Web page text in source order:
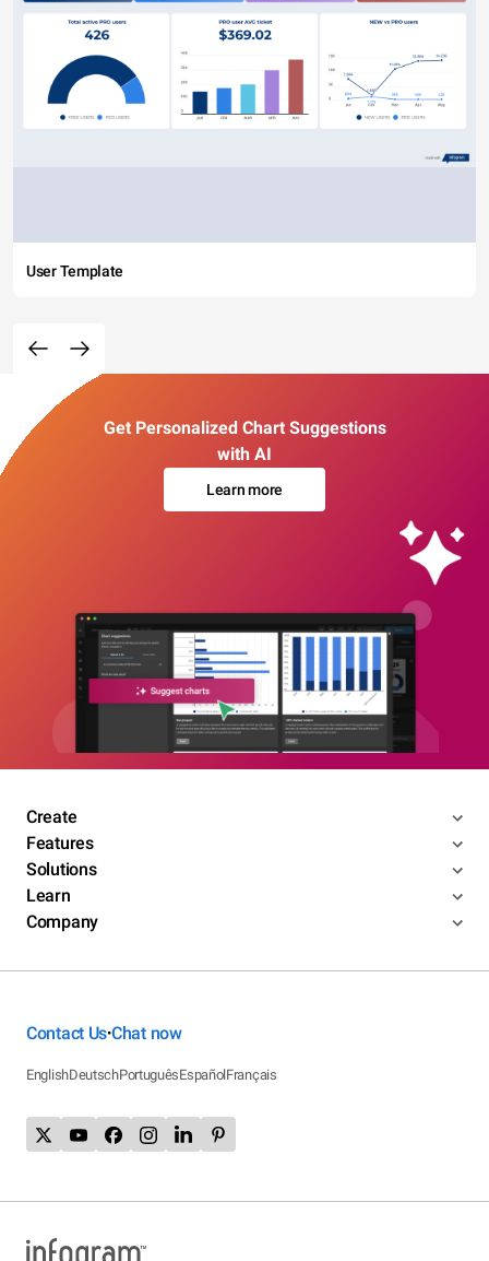
User Template
Get Personalized Chart Suggestions
with AI
Learn more
Create
Features
Solutions
Learn
Company
Contact Us•Chat now
EnglishDeutschPortuguêsEspañolFrançais